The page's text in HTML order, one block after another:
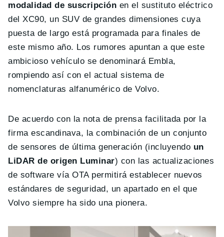
modalidad de suscripción en el sustituto eléctrico
del XC90, un SUV de grandes dimensiones cuya
puesta de largo está programada para finales de
este mismo año. Los rumores apuntan a que este
ambicioso vehículo se denominará Embla,
rompiendo así con el actual sistema de
nomenclaturas alfanumérico de Volvo.
De acuerdo con la nota de prensa facilitada por la
firma escandinava, la combinación de un conjunto
de sensores de última generación (incluyendo un
LiDAR de origen Luminar) con las actualizaciones
de software vía OTA permitirá establecer nuevos
estándares de seguridad, un apartado en el que
Volvo siempre ha sido una pionera.